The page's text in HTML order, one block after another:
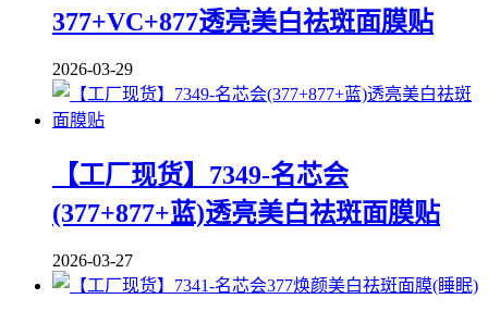
377+VC+877透亮美白祛斑面膜贴
2026-03-29
【工厂现货】7349-名芯会
(377+877+蓝)透亮美白祛斑面膜贴
2026-03-27